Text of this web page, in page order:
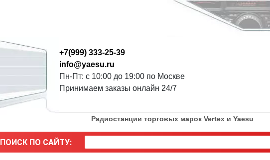
+7(999) 333-25-39
info@yaesu.ru
Пн-Пт: с 10:00 до 19:00 по Москве
Принимаем заказы онлайн 24/7
Радиостанции торговых марок Vertex и Yaesu
ПОИСК ПО САЙТУ: